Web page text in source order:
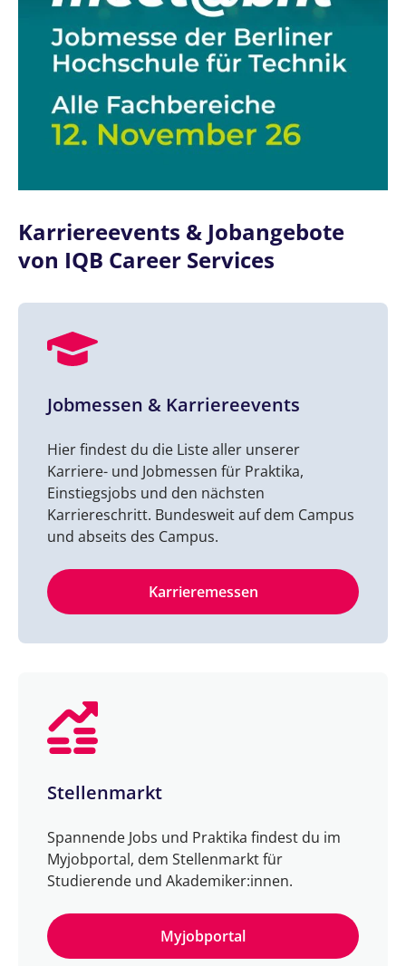
Karriereevents & Jobangebote
von IQB Career Services
Jobmessen & Karriereevents
Hier findest du die Liste aller unserer
Karriere- und Jobmessen für Praktika,
Einstiegsjobs und den nächsten
Karriereschritt. Bundesweit auf dem Campus
und abseits des Campus.
Karrieremessen
Stellenmarkt
Spannende Jobs und Praktika findest du im
Myjobportal, dem Stellenmarkt für
Studierende und Akademiker:innen.
Myjobportal